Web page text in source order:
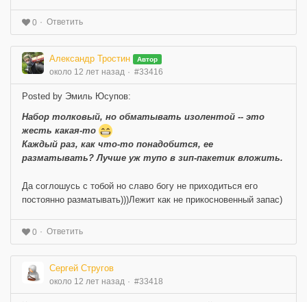
0 Ответить
Александр Тростин Автор
около 12 лет назад #33416
Posted by Эмиль Юсупов:
Набор толковый, но обматывать изолентой -- это
жесть какая-то
Каждый раз, как что-то понадобится, ее
разматывать? Лучше уж тупо в зип-пакетик вложить.
Да соглошусь с тобой но славо богу не приходиться его
постоянно разматывать)))Лежит как не прикосновенный запас)
0 Ответить
Сергей Стругов
около 12 лет назад #33418